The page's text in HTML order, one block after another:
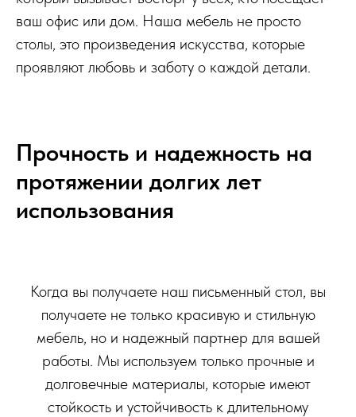
ваш офис или дом. Наша мебель не просто
столы, это произведения искусства, которые
проявляют любовь и заботу о каждой детали.
Прочность и надежность на
протяжении долгих лет
использования
Когда вы получаете наш письменный стол, вы
получаете не только красивую и стильную
мебель, но и надежный партнер для вашей
работы. Мы используем только прочные и
долговечные материалы, которые имеют
стойкость и устойчивость к длительному